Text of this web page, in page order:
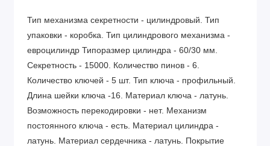
Тип механизма секретности - цилиндровый. Тип
упаковки - коробка. Тип цилиндрового механизма -
евроцилиндр Типоразмер цилиндра - 60/30 мм.
Секретность - 15000. Количество пинов - 6.
Количество ключей - 5 шт. Тип ключа - профильный.
Длина шейки ключа -16. Материал ключа - латунь.
Возможность перекодировки - нет. Механизм
постоянного ключа - есть. Материал цилиндра -
латунь. Материал сердечника - латунь. Покрытие